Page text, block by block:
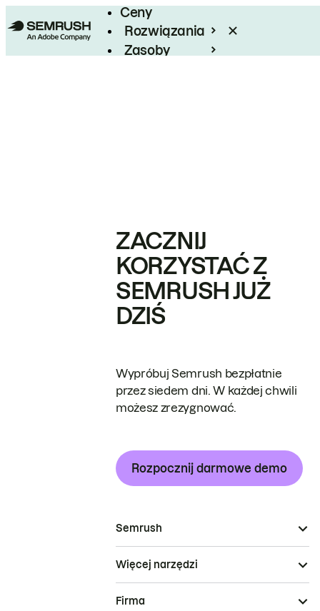
Ceny
Rozwiązania
Zasoby
ZACZNIJ
KORZYSTAĆ Z
SEMRUSH JUŻ
DZIŚ
Wypróbuj Semrush bezpłatnie
przez siedem dni. W każdej chwili
możesz zrezygnować.
Rozpocznij darmowe demo
Semrush
Więcej narzędzi
Firma